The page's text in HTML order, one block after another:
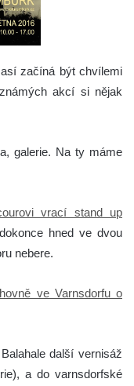
začíná být chvílemi
akcí si nějak
galerie. Na ty máme
vrací stand up
hned ve dvou
nebere.
ve Varnsdorfu o
další vernisáž
a do varnsdorfské